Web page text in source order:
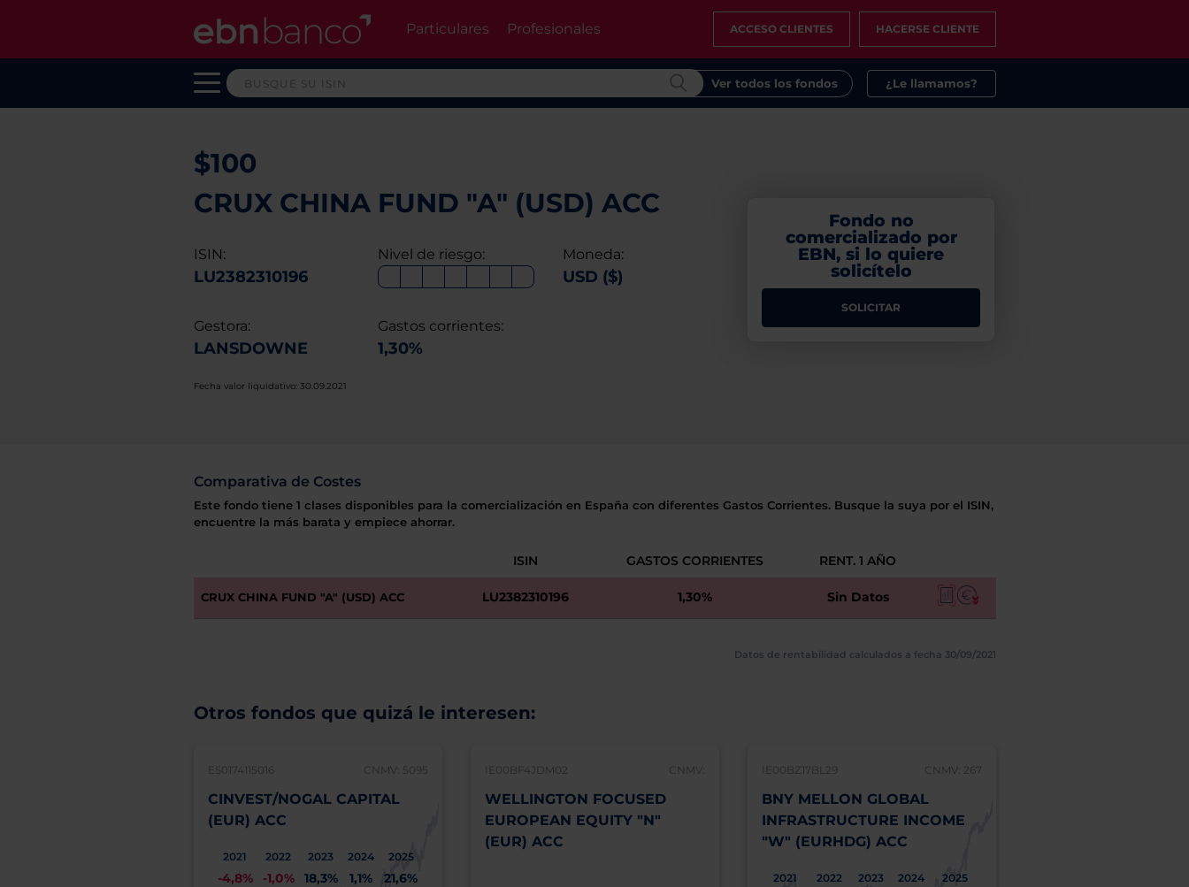
Particulares Profesionales ACCESO CLIENTES HACERSE CLIENTE
Ver todos los fondos ¿Le llamamos?
$100
CRUX CHINA FUND "A" (USD) ACC
ISIN:
LU2382310196
Nivel de riesgo: Moneda:
USD ($)
Gestora:
LANSDOWNE
Gastos corrientes:
1,30%
Fecha valor liquidativo: 30.09.2021
Fondo no
comercializado por
EBN, si lo quiere
solicítelo
SOLICITAR
Comparativa de Costes
Este fondo tiene 1 clases disponibles para la comercialización en España con diferentes Gastos Corrientes. Busque la suya por el ISIN,
encuentre la más barata y empiece ahorrar.
ISIN GASTOS CORRIENTES RENT. 1 AÑO
CRUX CHINA FUND "A" (USD) ACC LU2382310196 1,30% Sin Datos
Datos de rentabilidad calculados a fecha 30/09/2021
Otros fondos que quizá le interesen:
ES0174115016 CNMV: 5095
CINVEST/NOGAL CAPITAL
(EUR) ACC
2021
-4,8%
2022
-1,0%
2023
18,3%
2024
1,1%
2025
21,6%
IE00BF4JDM02 CNMV:
WELLINGTON FOCUSED
EUROPEAN EQUITY "N"
(EUR) ACC
IE00BZ17BL29 CNMV: 267
BNY MELLON GLOBAL
INFRASTRUCTURE INCOME
"W" (EURHDG) ACC
2021 2022 2023 2024 2025